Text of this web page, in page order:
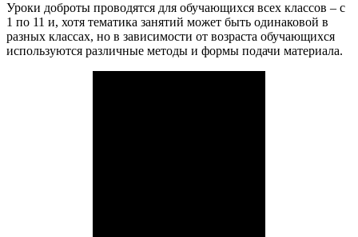
Уроки доброты проводятся для обучающихся всех классов – с
1 по 11 и, хотя тематика занятий может быть одинаковой в
разных классах, но в зависимости от возраста обучающихся
используются различные методы и формы подачи материала.